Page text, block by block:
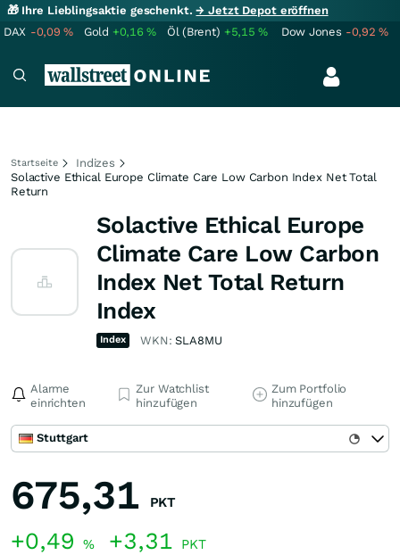
🎁 Ihre Lieblingsaktie geschenkt.→ Jetzt Depot eröffnen
DAX -0,09% Gold +0,16% Öl (Brent) +5,15% Dow Jones -0,92%
Startseite
Indizes
Solactive Ethical Europe Climate Care Low Carbon Index Net Total
Return
Solactive Ethical Europe
Climate Care Low Carbon
Index Net Total Return
Index
Index WKN:SLA8MU
Alarme
einrichten
Zur Watchlist
hinzufügen
Zum Portfolio
hinzufügen
Stuttgart
675,31 PKT
+0,49 % +3,31 PKT